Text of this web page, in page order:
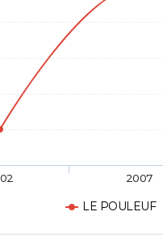
LE POULEUF
2007